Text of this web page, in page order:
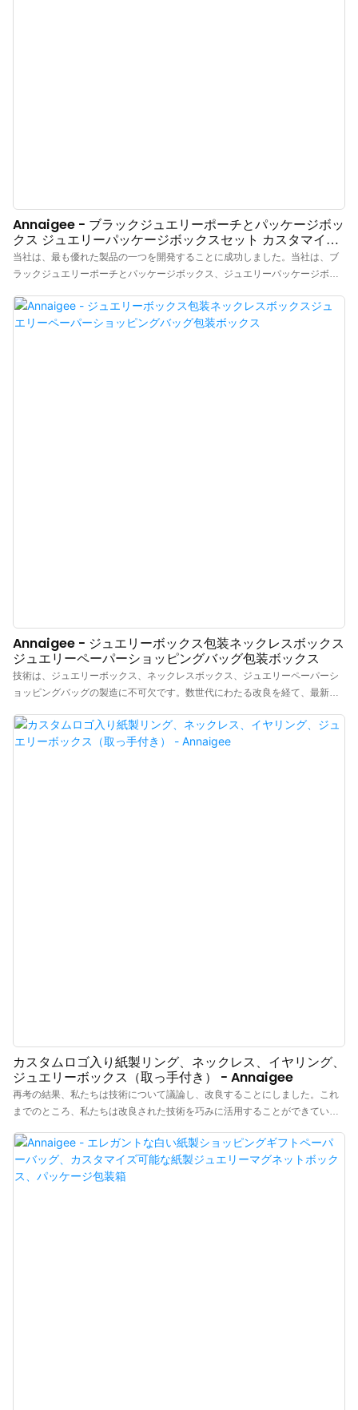
Annaigee - ブラックジュエリーポーチとパッケージボッ
クス ジュエリーパッケージボックスセット カスタマイズ
可能な梱包アクセサリー パッケージボックス
当社は、最も優れた製品の一つを開発することに成功しました。当社は、ブ
ラックジュエリーポーチとパッケージボックス、ジュエリーパッケージボッ
分野で最大の効果を発揮できることを証明するために、多くの実地実験を実
施しました。
Annaigee - ジュエリーボックス包装ネックレスボックス
ジュエリーペーパーショッピングバッグ包装ボックス
技術は、ジュエリーボックス、ネックレスボックス、ジュエリーペーパーシ
ョッピングバッグの製造に不可欠です。数世代にわたる改良を経て、最新製
カスタムロゴ入り紙製リング、ネックレス、イヤリング、
ジュエリーボックス（取っ手付き） - Annaigee
再考の結果、私たちは技術について議論し、改良することにしました。これ
までのところ、私たちは改良された技術を巧みに活用することができていま
ジボックス、リング、ネックレス、イヤリング、取っ手付きジュエリーボッ
クス、紙製引き出しジュエリーボックスの品質保証に貢献しています。その
価値は、ジュエリーボックスなど幅広い応用分野で見出すことができます。